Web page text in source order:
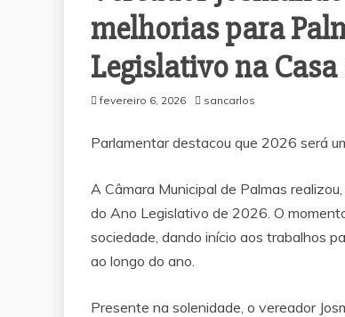
melhorias para
Legislativo na Casa
fevereiro 6, 2026 sancarlos
Parlamentar destacou que 2026 será
A Câmara Municipal de Palmas
do Ano Legislativo de 2026. O
sociedade, dando início aos trabalhos
ao longo do ano.
Presente na solenidade, o vereador